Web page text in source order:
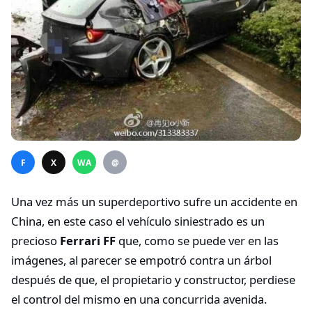
F X WA @
Una vez más un superdeportivo sufre un accidente en
China, en este caso el vehículo siniestrado es un
precioso Ferrari FF que, como se puede ver en las
imágenes, al parecer se empotró contra un árbol
después de que, el propietario y constructor, perdiese
el control del mismo en una concurrida avenida.